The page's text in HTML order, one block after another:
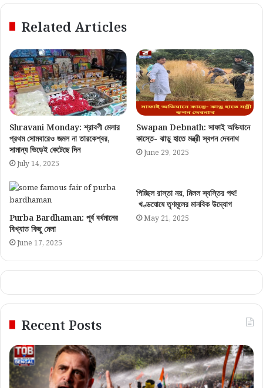
Related Articles
Shravani Monday: শ্রাবণী মেলার
প্রথম সোমবারেও জমল না তারকেশ্বর,
সামান্য ভিড়েই কেটেছে দিন
July 14, 2025
Swapan Debnath: সাফাই অভিযানে
কাস্তে- ঝাড়ু হাতে মন্ত্রী স্বপন দেবনাথ
June 29, 2025
Purba Bardhaman: পূর্ব বর্ধমানের
বিখ্যাত কিছু মেলা
June 17, 2025
পিচ্ছিল রাস্তা নয়, মিলল স্বস্তির পথ!
খণ্ডঘোষে তৃণমূলের মানবিক উদ্যোগ
May 21, 2025
Recent Posts